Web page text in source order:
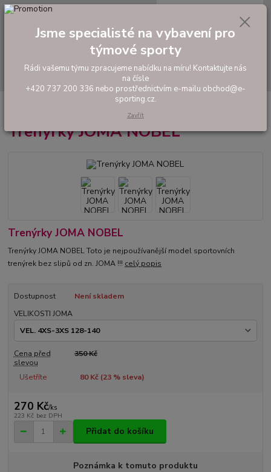
Hledat
tel: +420 737 200 336
0,00 Kč
Trenýrky JOMA NOBEL
Trenýrky JOMA NOBEL
Trenýrky JOMA NOBEL
Trenýrky JOMA NOBEL Toto je nejpoužívanější model sportovních
trenýrek bez slipů od zn. JOMA !!! celý popis
Dostupnost
Není skladem
VELIKOSTI JOMA
Cena před
slevou
350 Kč
Ušetříte 80 Kč (23% sleva)
270 Kč/ks
223 Kč bez DPH
Přidat do košíku
Poznámka k tomuto produktu
Jsme specialisté na vybavení pro
týmové sporty
Rádi vašemu týmu zpracujeme nabídku na míru! Kontaktujte nás
na čísle
+420 737 200 336 nebo prostřednictvím e-mailu obchod@e-
sporting.cz.
Zavřít